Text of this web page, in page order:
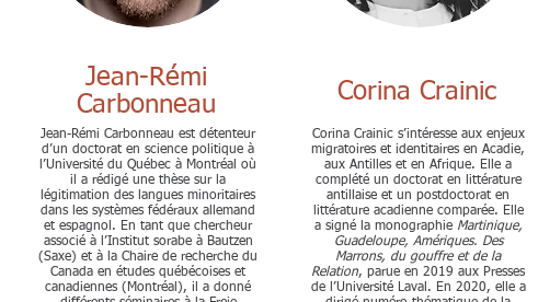
Jean-Rémi Carbonneau est détenteur
d’un doctorat en science politique à
l’Université du Québec à Montréal où
il a rédigé une thèse sur la
légitimation des langues minoritaires
dans les systèmes fédéraux allemand
et espagnol. En tant que chercheur
associé à l’Institut sorabe à Bautzen
(Saxe) et à la Chaire de recherche du
Canada en études québécoises et
canadiennes (Montréal), il a donné
Corina Crainic
Corina Crainic s’intéresse aux enjeux
migratoires et identitaires en Acadie,
aux Antilles et en Afrique. Elle a
complété un doctorat en littérature
antillaise et un postdoctorat en
littérature acadienne comparée. Elle
a signé la monographie Martinique,
Guadeloupe, Amériques. Des
Marrons, du gouffre et de la
Relation, parue en 2019 aux Presses
de l’Université Laval. En 2020, elle a
Jean-Rémi
Carbonneau